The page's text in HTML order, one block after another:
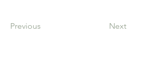
Previous Next